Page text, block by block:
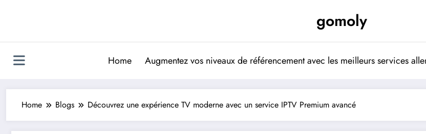
gomoly
Home Augmentez vos niveaux de référencement avec les meilleurs services
Home Blogs Découvrez une expérience TV moderne avec un service IPTV Premium avancé